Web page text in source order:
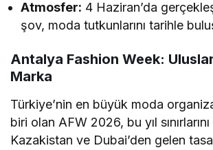
Atmosfer: 4 Haziran’da
şov, moda tutkunlarını tarihle
Antalya Fashion Week:
Marka
Türkiye’nin en büyük moda
biri olan AFW 2026, bu yıl
Kazakistan ve Dubai’den gelen